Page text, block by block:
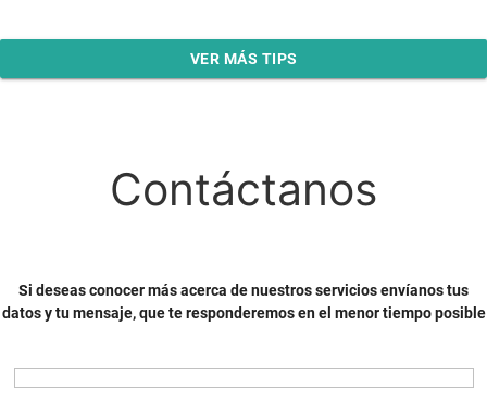
VER MÁS TIPS
Contáctanos
Si deseas conocer más acerca de nuestros servicios envíanos tus
datos y tu mensaje, que te responderemos en el menor tiempo posible